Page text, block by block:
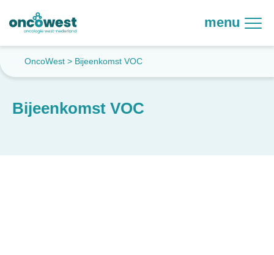
menu
OncoWest > Bijeenkomst VOC
Bijeenkomst VOC